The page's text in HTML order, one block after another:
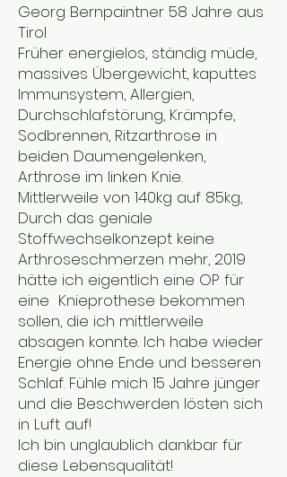
Georg Bernpaintner 58 Jahre aus
Tirol
Früher energielos, ständig müde,
massives Übergewicht, kaputtes
Immunsystem, Allergien,
Durchschlafstörung, Krämpfe,
Sodbrennen, Ritzarthrose in
beiden Daumengelenken,
Arthrose im linken Knie.
Mittlerweile von 140kg auf 85kg,
Durch das geniale
Stoffwechselkonzept keine
Arthroseschmerzen mehr, 2019
hätte ich eigentlich eine OP für
eine Knieprothese bekommen
sollen, die ich mittlerweile
absagen konnte. Ich habe wieder
Energie ohne Ende und besseren
Schlaf. Fühle mich 15 Jahre jünger
und die Beschwerden lösten sich
in Luft auf!
Ich bin unglaublich dankbar für
diese Lebensqualität!